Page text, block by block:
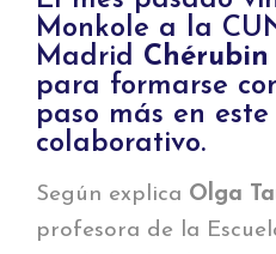
Monkole a la
Madrid
para formarse
paso más en
colaborativo.
Según explica Olga
profesora de la